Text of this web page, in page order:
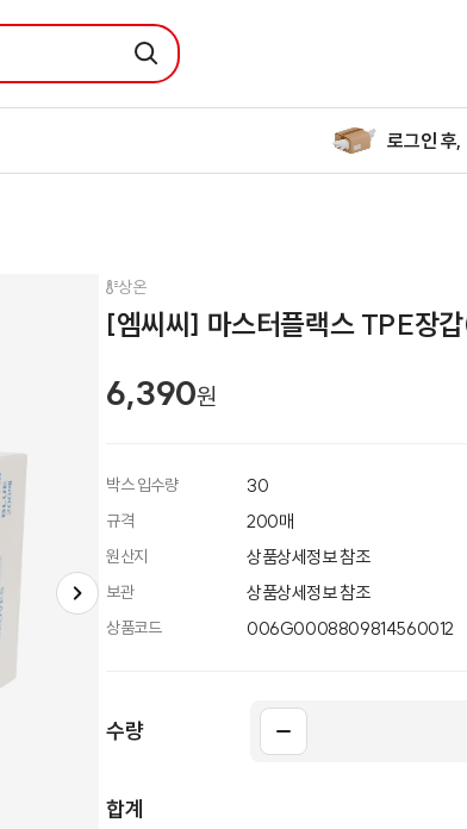
검색
로그인 후,
상온
[엠씨씨] 마스터플랙스 TPE장
6,390원
박스 입수량 30
규격 200매
원산지 상품상세정보 참조
보관 상품상세정보 참조
상품코드 006G0008809814560012
수량
합계